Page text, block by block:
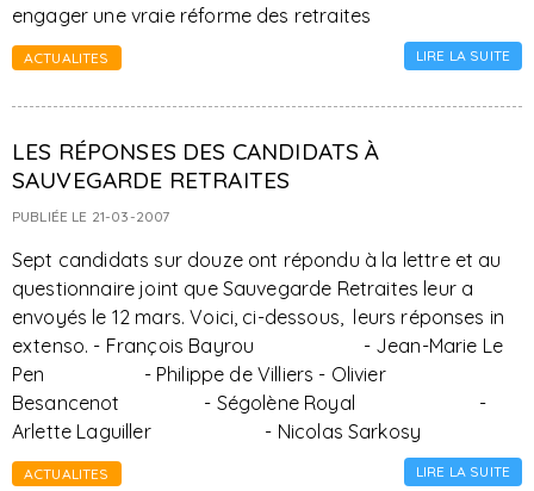
engager une vraie réforme des retraites
ACTUALITES LIRE LA SUITE
LES RÉPONSES DES CANDIDATS À
SAUVEGARDE RETRAITES
PUBLIÉE LE 21-03-2007
Sept candidats sur douze ont répondu à la lettre et au
questionnaire joint que Sauvegarde Retraites leur a
envoyés le 12 mars. Voici, ci-dessous, leurs réponses in
extenso. - François Bayrou - Jean-Marie Le
Pen - Philippe de Villiers - Olivier
Besancenot - Ségolène Royal -
Arlette Laguiller - Nicolas Sarkosy
ACTUALITES LIRE LA SUITE